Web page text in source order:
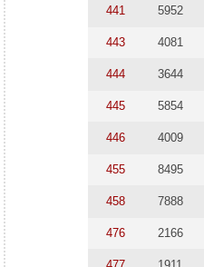
441 5952
443 4081
444 3644
445 5854
446 4009
455 8495
458 7888
476 2166